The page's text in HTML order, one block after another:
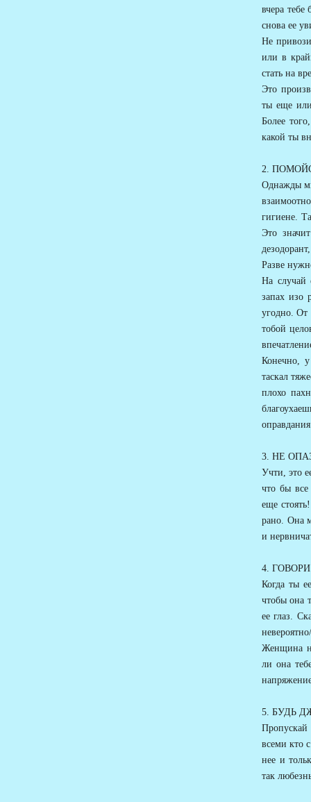
вчера тебе
снова ее
Не
или в
стать на
Это
ты еще
Более
какой ты
2.
Однажды
гигиене.
Это
Разве
На случай
запах изо
угодно. От
тобой
Конечно,
таскал
плохо
3. НЕ
Учти, это
что бы все
еще
рано. Она
и
4.
Когда ты
чтобы она
ее глаз.
Женщина
ли она
5. БУДЬ
всеми кто
нее и
так